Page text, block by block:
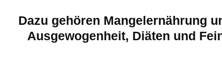
Dazu gehören Mangelernährung
Ausgewogenheit, Diäten und